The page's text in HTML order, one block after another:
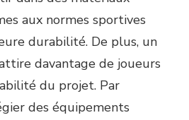
aux normes sportives
durabilité. De plus, un
davantage de joueurs
du projet. Par
des équipements